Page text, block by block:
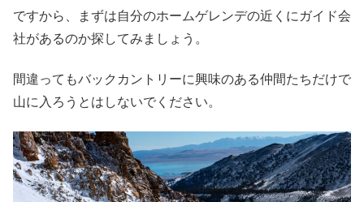
ですから、まずは自分のホームゲレンデの近くにガイド会
社があるのか探してみましょう。
間違ってもバックカントリーに興味のある仲間たちだけで
山に入ろうとはしないでください。